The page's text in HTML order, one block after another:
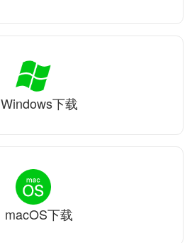
Windows下载
macOS下载